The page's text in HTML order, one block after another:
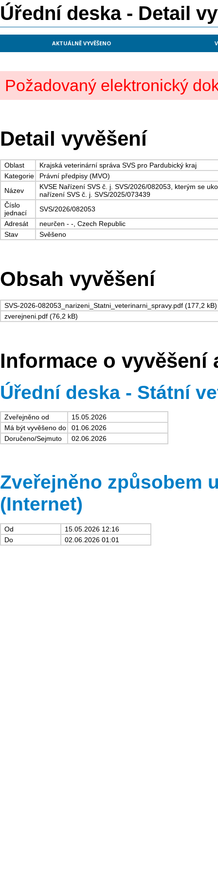
Úřední deska - Detail
AKTUÁLNĚ VYVĚŠENO
Požadovaný elektronický
Detail vyvěšení
Oblast
Krajská veterinární správa SVS pro Pardubický kraj
Kategorie
Právní předpisy (MVO)
Název
KVSE Nařízení SVS č. j. SVS/2026/082053, kterým se
nařízení SVS č. j. SVS/2025/073439
Číslo
jednací
SVS/2026/082053
Adresát
neurčen - -, Czech Republic
Stav
Svěšeno
Obsah vyvěšení
SVS-2026-082053_narizeni_Statni_veterinarni_spravy.pdf (177,2 kB)
zverejneni.pdf (76,2 kB)
Informace o vyvěšení
Úřední deska - Státní
Zveřejněno od
15.05.2026
Má být vyvěšeno do
01.06.2026
Doručeno/Sejmuto
02.06.2026
Zveřejněno způsobem
(Internet)
Od
15.05.2026 12:16
Do
02.06.2026 01:01